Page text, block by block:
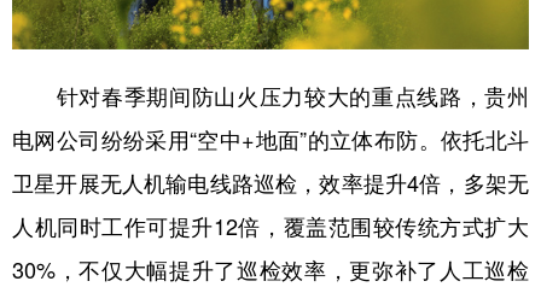
针对春季期间防山火压力较大的重点线路，贵州
电网公司纷纷采用“空中+地面”的立体布防。依托北斗
卫星开展无人机输电线路巡检，效率提升4倍，多架无
人机同时工作可提升12倍，覆盖范围较传统方式扩大
30%，不仅大幅提升了巡检效率，更弥补了人工巡检